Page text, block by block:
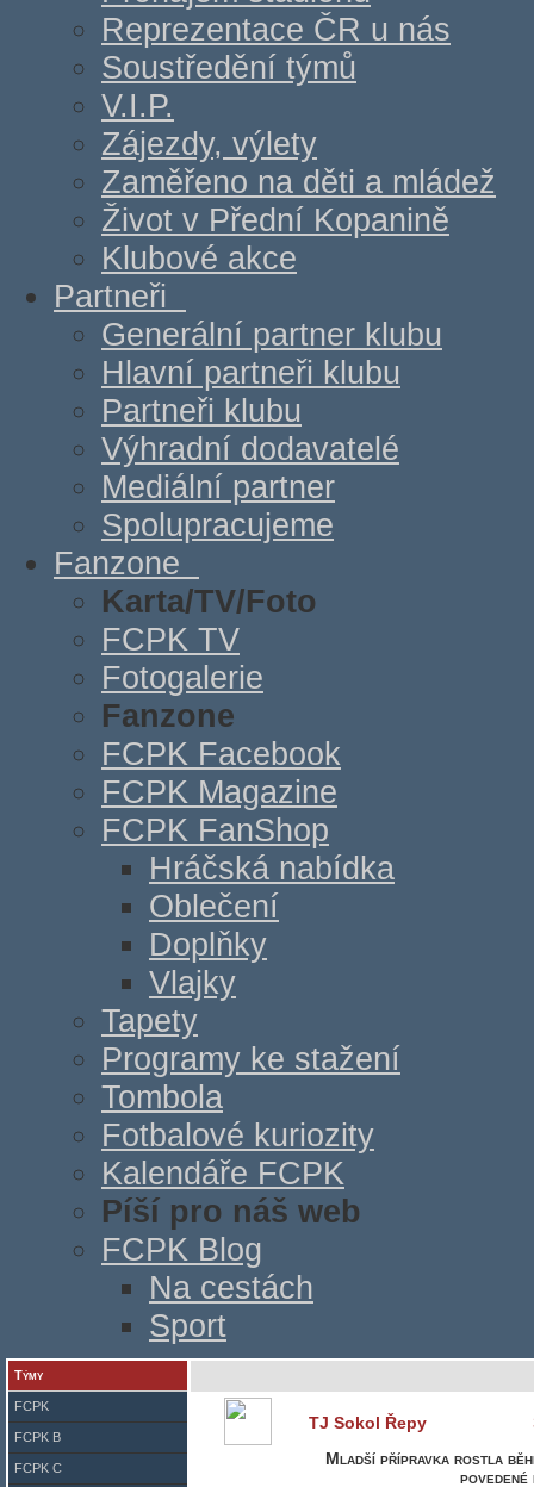
Reprezentace ČR u nás
Soustředění týmů
V.I.P.
Zájezdy, výlety
Zaměřeno na děti a mládež
Život v Přední Kopanině
Klubové akce
Partneři
Generální partner klubu
Hlavní partneři klubu
Partneři klubu
Výhradní dodavatelé
Mediální partner
Spolupracujeme
Fanzone
Karta/TV/Foto
FCPK TV
Fotogalerie
Fanzone
FCPK Facebook
FCPK Magazine
FCPK FanShop
Hráčská nabídka
Oblečení
Doplňky
Vlajky
Tapety
Programy ke stažení
Tombola
Fotbalové kuriozity
Kalendáře FCPK
Píší pro náš web
FCPK Blog
Na cestách
Sport
Týmy
FCPK
FCPK B
FCPK C
TJ Sokol Řepy
Mladší přípravka rostla